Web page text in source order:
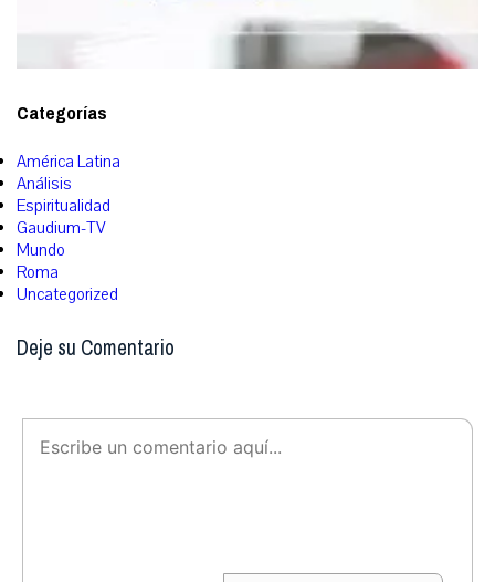
Categorías
América Latina
Análisis
Espiritualidad
Gaudium-TV
Mundo
Roma
Uncategorized
Deje su Comentario